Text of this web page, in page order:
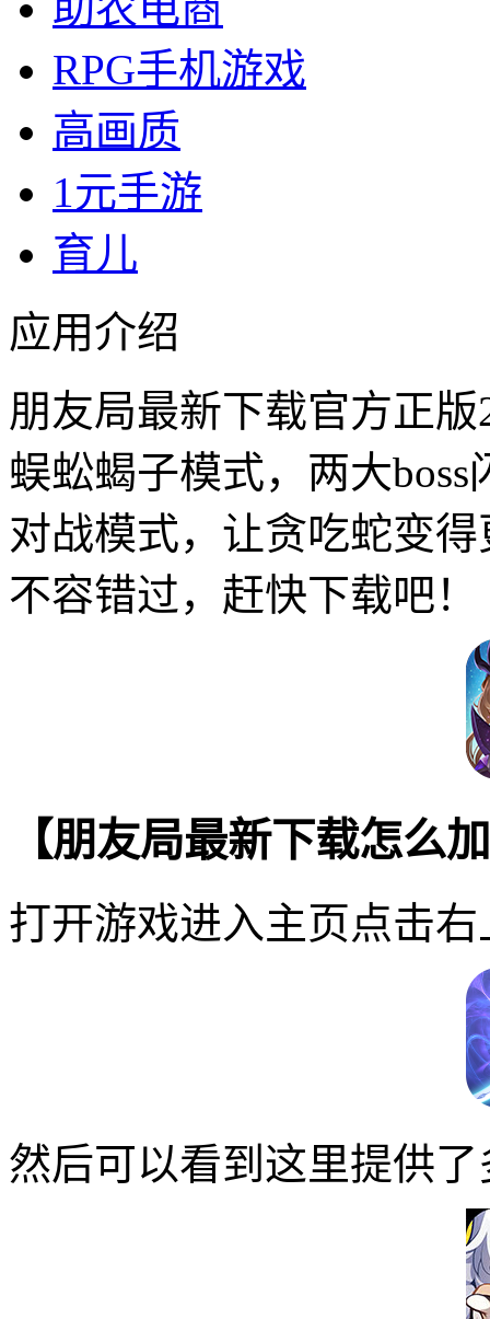
RPG手机游戏
高画质
1元手游
育儿
应用介绍
朋友局最新下载官方正
蜈蚣蝎子模式，两大
对战模式，让贪吃蛇变
不容错过，赶快下载吧！
【朋友局最新下载怎么
打开游戏进入主页点击
然后可以看到这里提供